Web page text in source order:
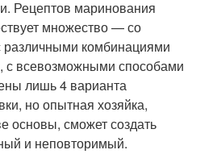
Рецептов маринования
множество — со
различными комбинациями
с всевозможными способами
лишь 4 варианта
но опытная хозяйка,
основы, сможет создать
и неповторимый.